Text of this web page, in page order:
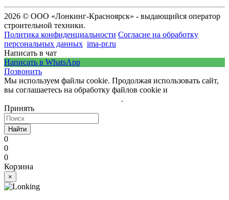
2026 © ООО «Лонкинг-Красноярск» - выдающийся оператор
строительной техники.
Политика конфиденциальности Согласие на обработку
персональных данных ima-pr.ru
Написать в чат
Написать в WhatsApp
Позвонить
Мы используем файлы cookie. Продолжая использовать сайт,
вы соглашаетесь на обработку файлов cookie и
.
Принять
Найти
0
0
0
Корзина
×